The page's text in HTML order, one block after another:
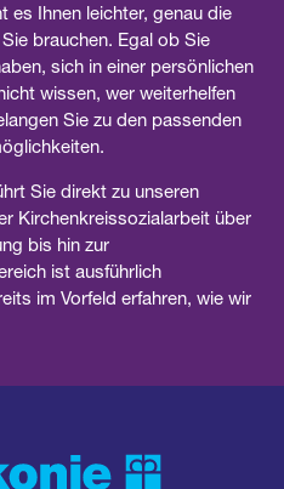
es Ihnen leichter, genau die
brauchen. Egal ob Sie
sich in einer persönlichen
wissen, wer weiterhelfen
Sie zu den passenden
Sie direkt zu unseren
Kirchenkreissozialarbeit über
bis hin zur
ist ausführlich
im Vorfeld erfahren, wie wir